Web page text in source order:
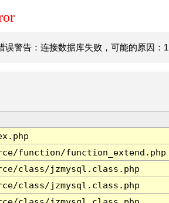
误警告：连接数据库失败，可能的原因：
function/function_extend.php
class/jzmysql.class.php
class/jzmysql.class.php